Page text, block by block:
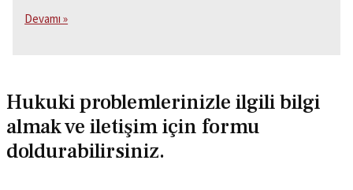
Kira
2026
Yılında
Süreç
Nasıl
İşler?
Devamı »
Hukuki problemlerinizle ilgili bilgi
almak ve iletişim için formu
doldurabilirsiniz.